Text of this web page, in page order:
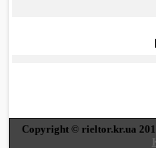
Copyright © rieltor.kr.ua